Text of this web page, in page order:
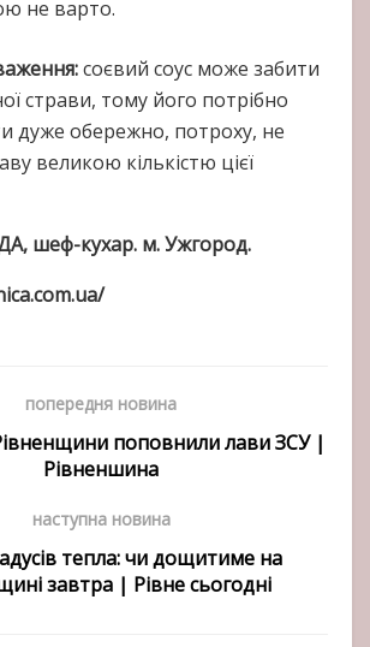
не варто.
соєвий соус може забити
страви, тому його потрібно
дуже обережно, потроху, не
великою кількістю цієї
шеф-кухар. м. Ужгород.
попередня новина
Рівненщини поповнили лави ЗСУ |
Рівненшина
наступна новина
тепла: чи дощитиме на
завтра | Рівне сьогодні